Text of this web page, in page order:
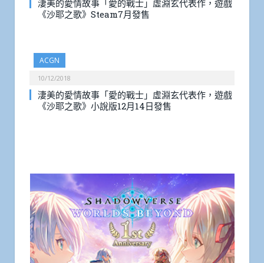
淒美的愛情故事「愛的戰士」虛淵玄代表作，遊戲
《沙耶之歌》Steam7月發售
ACGN
10/12/2018
淒美的愛情故事「愛的戰士」虛淵玄代表作，遊戲
《沙耶之歌》小說版12月14日發售